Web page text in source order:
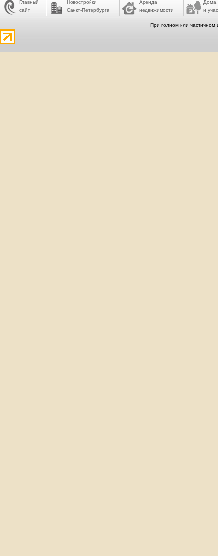
Главный
сайт
Новостройки
Санкт-Петербурга
Аренда
недвижимости
Дома,
и
При полном или частичном